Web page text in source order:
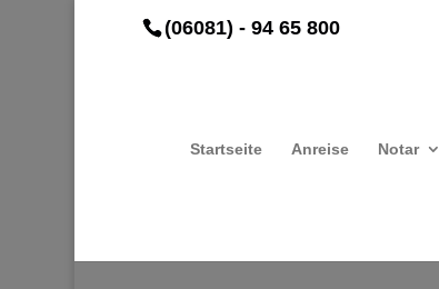
(06081) - 94 65 800
Startseite Anreise Notar